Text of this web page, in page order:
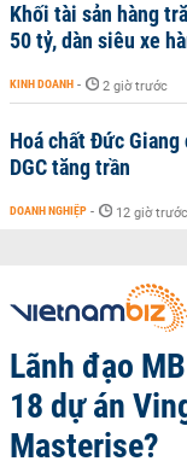
Khối tài sản hàng
50 tỷ, dàn siêu xe
KINH DOANH - 2 giờ trước
Hoá chất Đức
DGC tăng trần
DOANH NGHIỆP - 12 giờ trước
Lãnh đạo
18 dự án
Masterise?